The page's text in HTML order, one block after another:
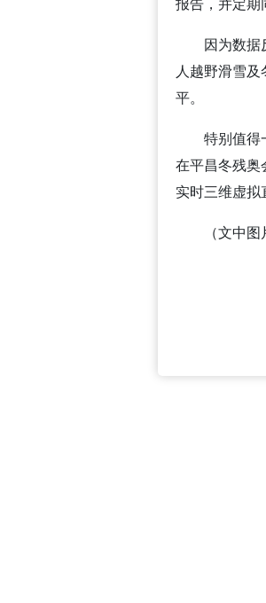
报告，并定期
因为数据
人越野滑雪
平。
特别值得
在平昌冬残奥
实时三维虚拟
（文中